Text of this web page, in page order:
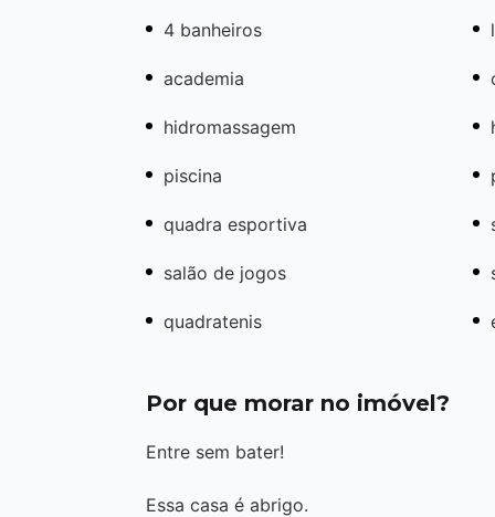
4 banheiros
academia
hidromassagem
piscina
quadra esportiva
salão de jogos
quadratenis
Por que morar no imóvel?
Entre sem bater!
Essa casa é abrigo.